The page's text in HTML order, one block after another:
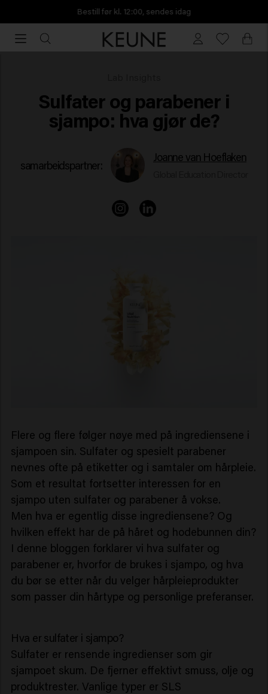
Bestill før kl. 12:00, sendes idag
Sulfater og parabener i
sjampo: hva gjør de?
samarbeidspartner:
Joanne van Hoeflaken
Flere og flere følger nøye med på ingrediensene i
sjampoen sin. Sulfater og spesielt parabener
nevnes ofte på etiketter og i samtaler om hårpleie.
Som et resultat fortsetter interessen for en
sjampo uten sulfater og parabener å vokse.
Men hva er egentlig disse ingrediensene? Og
hvilken effekt har de på håret og hodebunnen din?
I denne bloggen forklarer vi hva sulfater og
parabener er, hvorfor de brukes i sjampo, og hva
du bør se etter når du velger hårpleieprodukter
som passer din hårtype og personlige preferanser.
Hva er sulfater i sjampo?
Sulfater er rensende ingredienser som gir
sjampoet skum. De fjerner effektivt smuss, olje og
produktrester. Vanlige typer er SLS